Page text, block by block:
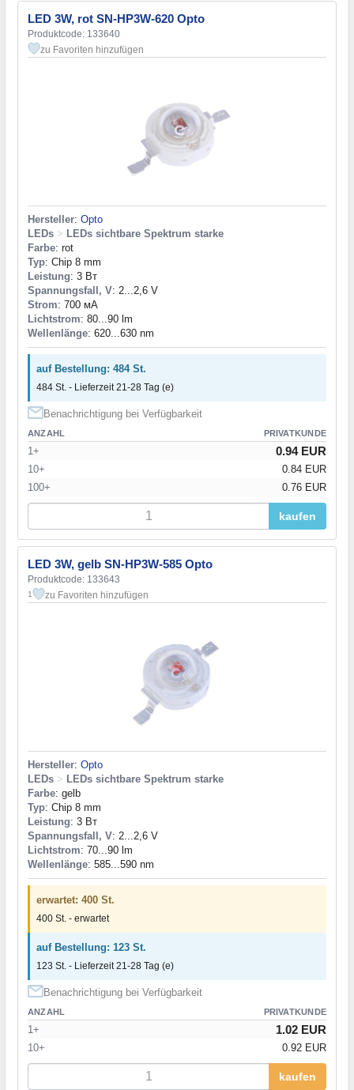
LED 3W, rot SN-HP3W-620 Opto
Produktcode: 133640
zu Favoriten hinzufügen
Hersteller: Opto
LEDs > LEDs sichtbare Spektrum starke
Farbe: rot
Typ: Chip 8 mm
Leistung: 3 Вт
Spannungsfall, V: 2...2,6 V
Strom: 700 мА
Lichtstrom: 80...90 lm
Wellenlänge: 620...630 nm
auf Bestellung: 484 St.
484 St. - Lieferzeit 21-28 Tag (e)
Benachrichtigung bei Verfügbarkeit
ANZAHL PRIVATKUNDE
1+ 0.94 EUR
10+
0.84 EUR
100+
0.76 EUR
kaufen
LED 3W, gelb SN-HP3W-585 Opto
Produktcode: 133643
1 zu Favoriten hinzufügen
Hersteller: Opto
LEDs > LEDs sichtbare Spektrum starke
Farbe: gelb
Typ: Chip 8 mm
Leistung: 3 Вт
Spannungsfall, V: 2...2,6 V
Lichtstrom: 70...90 lm
Wellenlänge: 585...590 nm
erwartet: 400 St.
400 St. - erwartet
auf Bestellung: 123 St.
123 St. - Lieferzeit 21-28 Tag (e)
Benachrichtigung bei Verfügbarkeit
ANZAHL PRIVATKUNDE
1+ 1.02 EUR
10+ 0.92 EUR
kaufen